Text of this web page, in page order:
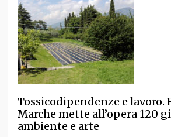
Tossicodipendenze e lavoro.
Marche mette all’opera 120
ambiente e arte